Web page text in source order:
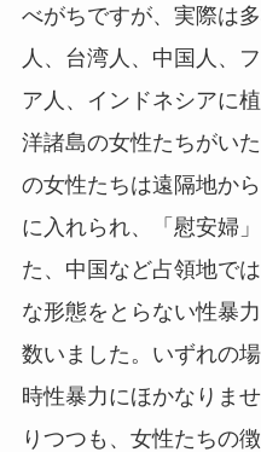
べがちですが、実際は
人、台湾人、中国人、
ア人、インドネシアに
洋諸島の女性たちがい
の女性たちは遠隔地か
に入れられ、「慰安婦
た、中国など占領地で
な形態をとらない性暴
数いました。いずれの
時性暴力にほかなりま
りつつも、女性たちの